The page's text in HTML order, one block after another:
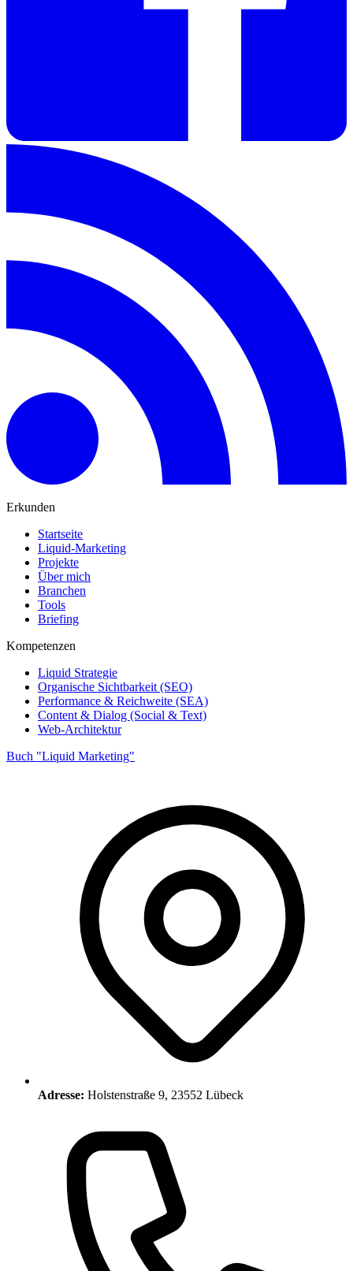
Erkunden
Startseite
Liquid-Marketing
Projekte
Über mich
Branchen
Tools
Briefing
Kompetenzen
Liquid Strategie
Organische Sichtbarkeit (SEO)
Performance & Reichweite (SEA)
Content & Dialog (Social & Text)
Web-Architektur
Buch "Liquid Marketing"
Adresse: Holstenstraße 9, 23552 Lübeck